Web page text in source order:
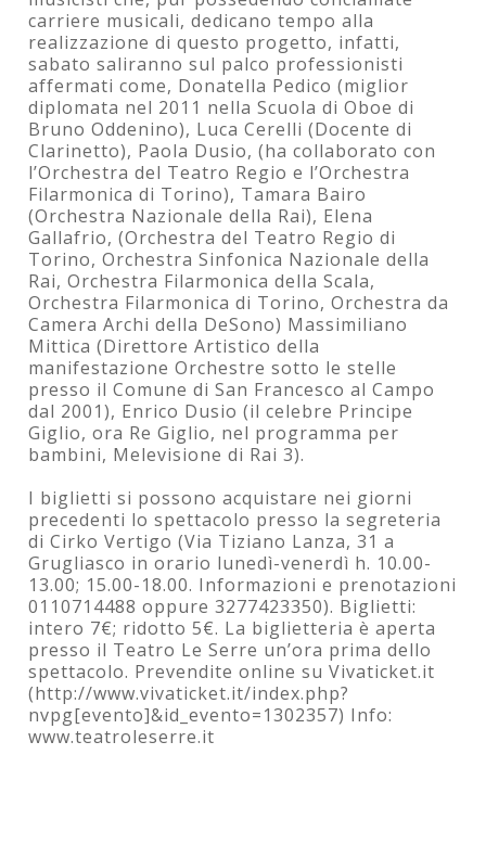
carriere musicali, dedicano tempo alla
realizzazione di questo progetto, infatti,
sabato saliranno sul palco professionisti
affermati come, Donatella Pedico (miglior
diplomata nel 2011 nella Scuola di Oboe di
Bruno Oddenino), Luca Cerelli (Docente di
Clarinetto), Paola Dusio, (ha collaborato con
l’Orchestra del Teatro Regio e l’Orchestra
Filarmonica di Torino), Tamara Bairo
(Orchestra Nazionale della Rai), Elena
Gallafrio, (Orchestra del Teatro Regio di
Torino, Orchestra Sinfonica Nazionale della
Rai, Orchestra Filarmonica della Scala,
Orchestra Filarmonica di Torino, Orchestra da
Camera Archi della DeSono) Massimiliano
Mittica (Direttore Artistico della
manifestazione Orchestre sotto le stelle
presso il Comune di San Francesco al Campo
dal 2001), Enrico Dusio (il celebre Principe
Giglio, ora Re Giglio, nel programma per
bambini, Melevisione di Rai 3).
I biglietti si possono acquistare nei giorni
precedenti lo spettacolo presso la segreteria
di Cirko Vertigo (Via Tiziano Lanza, 31 a
Grugliasco in orario lunedì-venerdì h. 10.00-
13.00; 15.00-18.00. Informazioni e prenotazioni
0110714488 oppure 3277423350). Biglietti:
intero 7€; ridotto 5€. La biglietteria è aperta
presso il Teatro Le Serre un’ora prima dello
spettacolo. Prevendite online su Vivaticket.it
(http://www.vivaticket.it/index.php?
nvpg[evento]&id_evento=1302357) Info:
www.teatroleserre.it